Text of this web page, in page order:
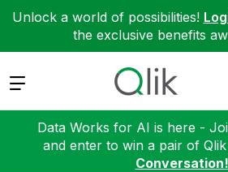
Unlock a world of possibilities!
the exclusive benefits
Expand
Data Works for AI is here -
and enter to win a pair of
Conversation!